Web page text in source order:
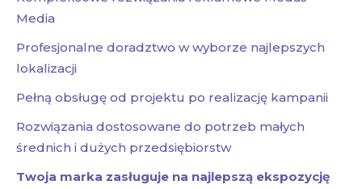
Media
Profesjonalne doradztwo w wyborze najlepszych
lokalizacji
Pełną obsługę od projektu po realizację kampanii
Rozwiązania dostosowane do potrzeb małych
średnich i dużych przedsiębiorstw
Twoja marka zasługuje na najlepszą ekspozycję